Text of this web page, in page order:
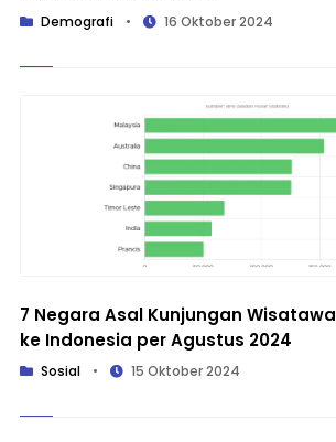
Demografi • 16 Oktober 2024
7 Negara Asal Kunjungan
ke Indonesia per Agustus 2024
Sosial • 15 Oktober 2024